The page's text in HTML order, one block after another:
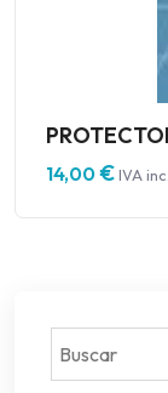
14,00€IVA inc.